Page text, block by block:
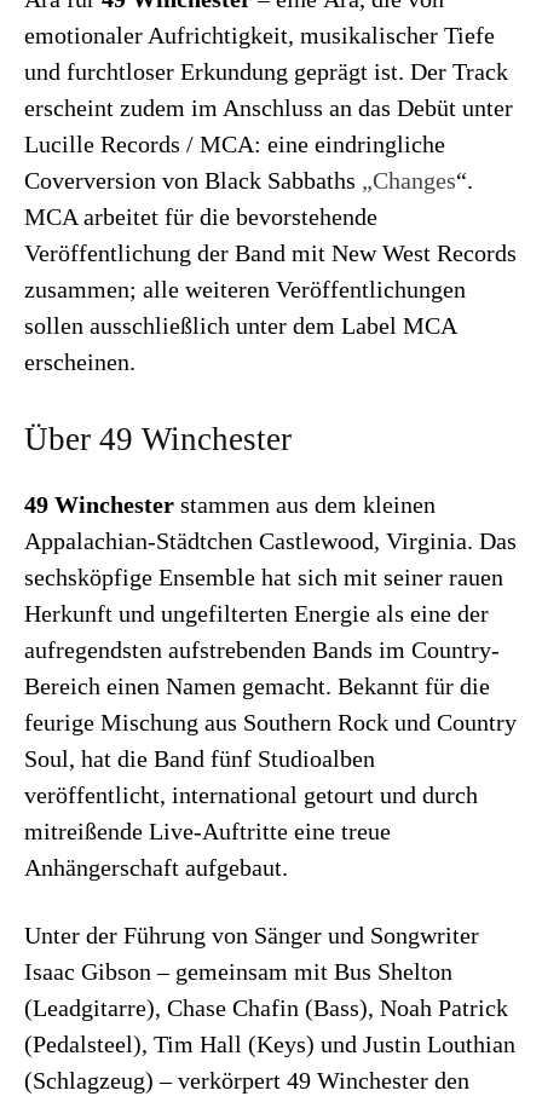
emotionaler Aufrichtigkeit, musikalischer Tiefe
und furchtloser Erkundung geprägt ist. Der Track
erscheint zudem im Anschluss an das Debüt unter
Lucille Records / MCA: eine eindringliche
Coverversion von Black Sabbaths „Changes“.
MCA arbeitet für die bevorstehende
Veröffentlichung der Band mit New West Records
zusammen; alle weiteren Veröffentlichungen
sollen ausschließlich unter dem Label MCA
erscheinen.
Über 49 Winchester
49 Winchester stammen aus dem kleinen
Appalachian-Städtchen Castlewood, Virginia. Das
sechsköpfige Ensemble hat sich mit seiner rauen
Herkunft und ungefilterten Energie als eine der
aufregendsten aufstrebenden Bands im Country-
Bereich einen Namen gemacht. Bekannt für die
feurige Mischung aus Southern Rock und Country
Soul, hat die Band fünf Studioalben
veröffentlicht, international getourt und durch
mitreißende Live-Auftritte eine treue
Anhängerschaft aufgebaut.
Unter der Führung von Sänger und Songwriter
Isaac Gibson – gemeinsam mit Bus Shelton
(Leadgitarre), Chase Chafin (Bass), Noah Patrick
(Pedalsteel), Tim Hall (Keys) und Justin Louthian
(Schlagzeug) – verkörpert 49 Winchester den